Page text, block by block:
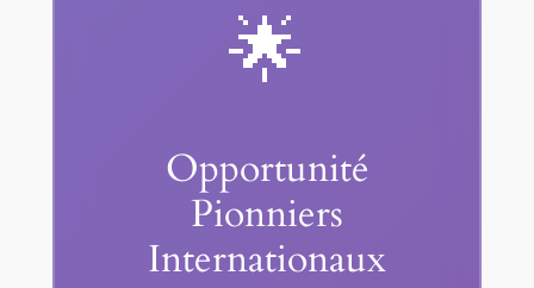
🌟
Opportunité
Pionniers
Internationaux